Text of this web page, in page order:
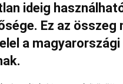
ideig
Ez az összeg
a